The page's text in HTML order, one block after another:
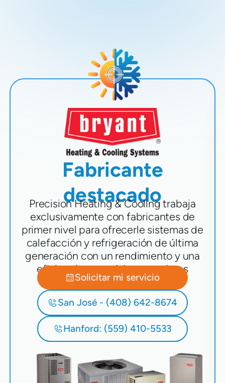
Fabricante
destacado
Precision Heating & Cooling trabaja
exclusivamente con fabricantes de
primer nivel para ofrecerle sistemas de
calefacción y refrigeración de última
generación con un rendimiento y una
eficiencia energética superiores
Solicitar mi servicio
San José - (408) 642-8674
Hanford: (559) 410-5533